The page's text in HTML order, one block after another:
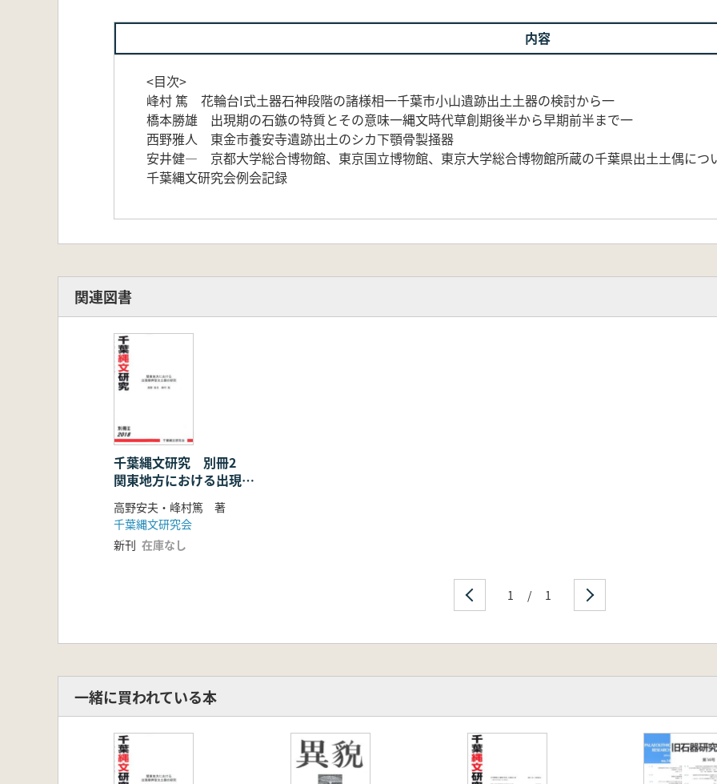
内容
<目次>
峰村 篤 花輪台I式土器石神段階の諸様相一千葉市小山遺跡出土土器の検討から一
橋本勝雄 出現期の石鏃の特質とその意味一縄文時代草創期後半から早期前半まで一
西野雅人 東金市養安寺遺跡出土のシカ下顎骨製掻器
安井健― 京都大学総合博物館、東京国立博物館、東京大学総合博物館所蔵の千葉県出土土偶につ
千葉縄文研究会例会記録
関連図書
千葉縄文研究 別冊2
関東地方における出現期
押型紋土器の研究
高野安夫・峰村篤 著
千葉縄文研究会
新刊 在庫なし
1 / 1
一緒に買われている本